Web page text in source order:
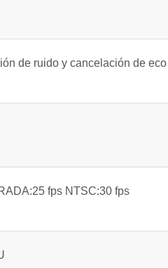
de ruido y cancelación de eco
fps NTSC:30 fps